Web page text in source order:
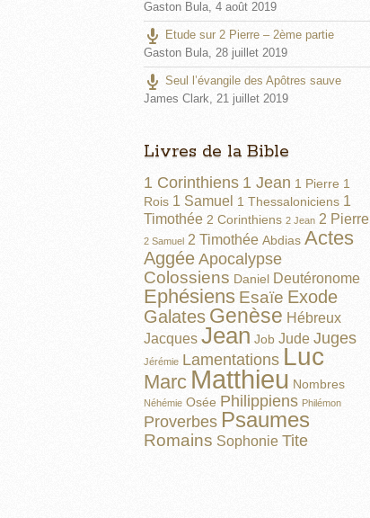
Gaston Bula, 4 août 2019
Etude sur 2 Pierre – 2ème partie
Gaston Bula, 28 juillet 2019
Seul l’évangile des Apôtres sauve
James Clark, 21 juillet 2019
Livres de la Bible
1 Corinthiens 1 Jean 1 Pierre 1
Rois 1 Samuel 1 Thessaloniciens 1
Timothée 2 Corinthiens 2 Jean 2 Pierre
2 Samuel 2 Timothée Abdias Actes
Aggée Apocalypse
Colossiens Daniel Deutéronome
Ephésiens Esaïe Exode
Galates Genèse Hébreux
Jacques Jean Job Jude Juges
Jérémie Lamentations Luc
Marc Matthieu Nombres
Néhémie Osée Philippiens Philémon
Proverbes Psaumes
Romains Sophonie Tite